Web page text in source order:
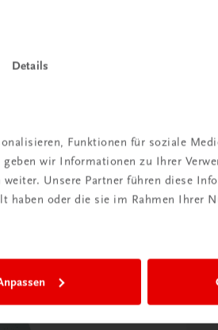
Details
Funktionen für soziale
wir Informationen zu Ihrer
Unsere Partner führen diese
haben oder die sie im Rahmen Ihrer